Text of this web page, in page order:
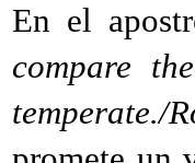
En el
compare
temperate./